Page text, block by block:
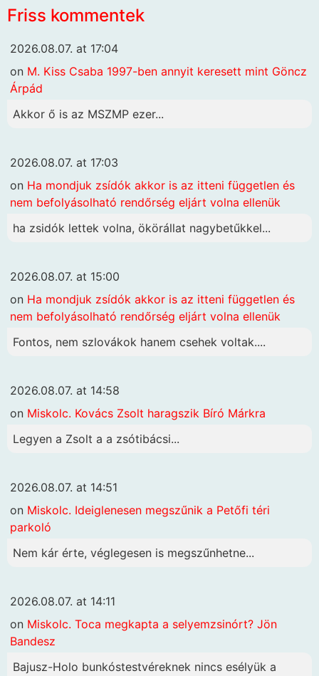
Friss kommentek
2026.08.07. at 17:04
on M. Kiss Csaba 1997-ben annyit keresett mint Göncz
Árpád
Akkor ő is az MSZMP ezer...
2026.08.07. at 17:03
on Ha mondjuk zsídók akkor is az itteni független és
nem befolyásolható rendőrség eljárt volna ellenük
ha zsidók lettek volna, ökörállat nagybetűkkel...
2026.08.07. at 15:00
on Ha mondjuk zsídók akkor is az itteni független és
nem befolyásolható rendőrség eljárt volna ellenük
Fontos, nem szlovákok hanem csehek voltak....
2026.08.07. at 14:58
on Miskolc. Kovács Zsolt haragszik Bíró Márkra
Legyen a Zsolt a a zsótibácsi...
2026.08.07. at 14:51
on Miskolc. Ideiglenesen megszűnik a Petőfi téri
parkoló
Nem kár érte, véglegesen is megszűnhetne...
2026.08.07. at 14:11
on Miskolc. Toca megkapta a selyemzsinórt? Jön
Bandesz
Bajusz-Holo bunkóstestvéreknek nincs esélyük a